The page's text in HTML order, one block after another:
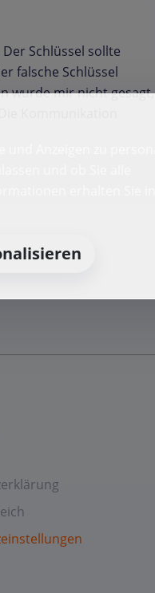
Schlüssel sollte
falsche Schlüssel
wurde mir nicht gesagt,
Kommunikation